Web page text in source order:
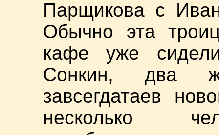
Парщикова с
Обычно эта
кафе уже
Сонкин, два
завсегдатаев
несколько